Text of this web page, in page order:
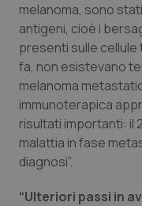
Puglia
Sardegna
Sicilia
Toscana
Malattie rare
Malattia di
Neuroscienze
Obesità
melanoma, sono
antigeni, cioè i
presenti sulle cellule
fa, non esistevano
melanoma
immunoterapica
risultati importanti: il
malattia in fase
diagnosi”.
“Ulteriori passi in